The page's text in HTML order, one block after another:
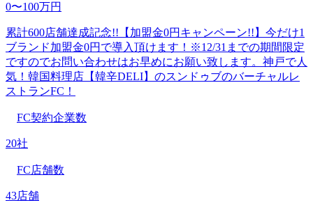
0〜100万円
累計600店舗達成記念!!【加盟金0円キャンペーン!!】今だけ1
ブランド加盟金0円で導入頂けます！※12/31までの期間限定
ですのでお問い合わせはお早めにお願い致します。神戸で人
気！韓国料理店【韓辛DELI】のスンドゥブのバーチャルレ
ストランFC！
FC契約企業数
20社
FC店舗数
43店舗